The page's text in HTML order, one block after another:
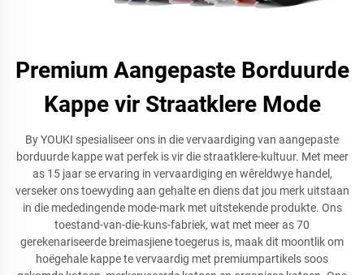
Premium Aangepaste Borduurde
Kappe vir Straatklere Mode
By YOUKI spesialiseer ons in die vervaardiging van aangepaste
borduurde kappe wat perfek is vir die straatklere-kultuur. Met meer
as 15 jaar se ervaring in vervaardiging en wêreldwye handel,
verseker ons toewyding aan gehalte en diens dat jou merk uitstaan
in die mededingende mode-mark met uitstekende produkte. Ons
toestand-van-die-kuns-fabriek, wat met meer as 70
gerekenariseerde breimasjiene toegerus is, maak dit moontlik om
hoëgehale kappe te vervaardig met premiumpartikels soos